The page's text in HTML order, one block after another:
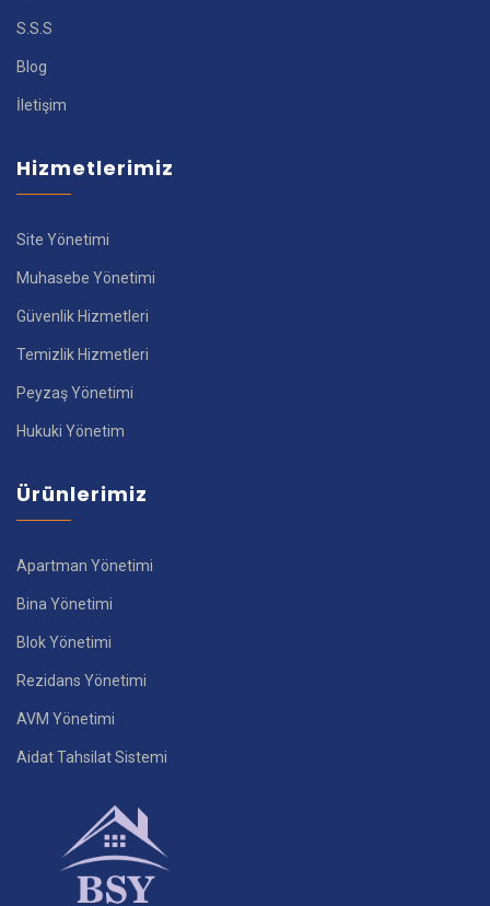
S.S.S
Blog
İletişim
Hizmetlerimiz
Site Yönetimi
Muhasebe Yönetimi
Güvenlik Hizmetleri
Temizlik Hizmetleri
Peyzaş Yönetimi
Hukuki Yönetim
Ürünlerimiz
Apartman Yönetimi
Bina Yönetimi
Blok Yönetimi
Rezidans Yönetimi
AVM Yönetimi
Aidat Tahsilat Sistemi